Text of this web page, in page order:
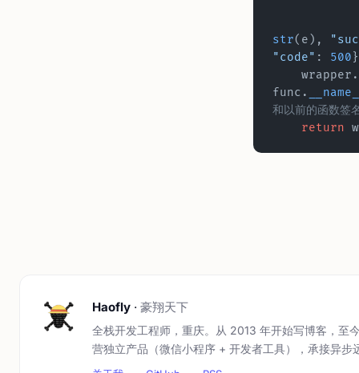
str(e),
"code" : 500 }
    wrapper.
func.
和以前的函数签
    return
Haofly · 豪翔天下
全栈开发工程师，重庆。从 2013 年开始写博客，至
营独立产品（微信小程序 + 开发者工具），承接异步